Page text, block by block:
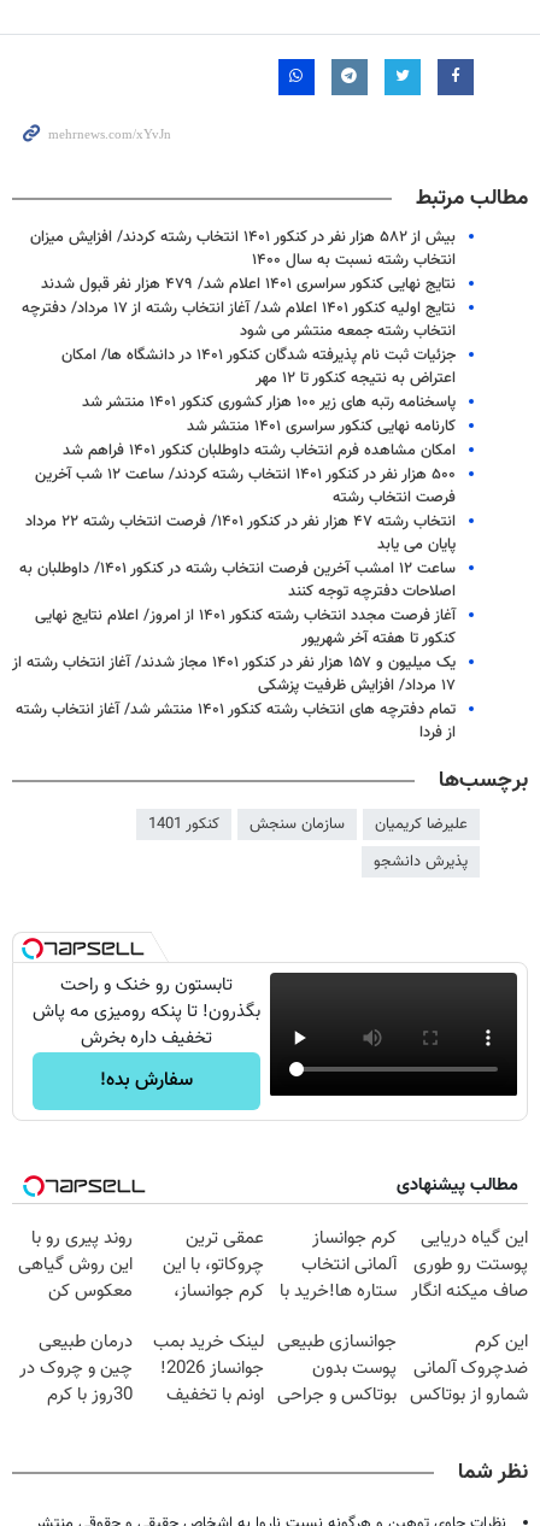
مطالب مرتبط
بیش از ۵۸۲ هزار نفر در کنکور ۱۴۰۱ انتخاب رشته کردند/ افزایش میزان
انتخاب رشته نسبت به سال ۱۴۰۰
‌نتایج نهایی کنکور سراسری ۱۴۰۱ اعلام شد/ ۴۷۹ هزار نفر قبول شدند
نتایج اولیه کنکور ۱۴۰۱ اعلام شد/ آغاز انتخاب رشته از ۱۷ مرداد/ دفترچه
انتخاب رشته جمعه منتشر می شود
جزئیات ثبت نام پذیرفته شدگان کنکور ۱۴۰۱ در دانشگاه ها/ امکان
اعتراض به نتیجه کنکور تا ۱۲ مهر
پاسخنامه رتبه های زیر ۱۰۰ هزار کشوری کنکور ۱۴۰۱ منتشر شد
کارنامه نهایی کنکور سراسری ۱۴۰۱ منتشر شد
امکان مشاهده فرم انتخاب رشته داوطلبان کنکور ۱۴۰۱ فراهم شد
۵۰۰ هزار نفر در کنکور ۱۴۰۱ انتخاب رشته کردند/ ساعت ۱۲ شب آخرین
فرصت انتخاب رشته
انتخاب رشته ۴۷ هزار نفر در کنکور ۱۴۰۱/ فرصت انتخاب رشته ۲۲ مرداد
پایان می یابد
ساعت ۱۲ امشب آخرین فرصت انتخاب رشته در کنکور ۱۴۰۱/ داوطلبان به
اصلاحات دفترچه توجه کنند
آغاز فرصت مجدد انتخاب رشته کنکور ۱۴۰۱ از امروز/ اعلام نتایج نهایی
کنکور تا هفته آخر شهریور
یک میلیون و ۱۵۷ هزار نفر در کنکور ۱۴۰۱ مجاز شدند/ آغاز انتخاب رشته از
۱۷ مرداد/ افزایش ظرفیت پزشکی
تمام دفترچه های انتخاب رشته کنکور ۱۴۰۱ منتشر شد/ آغاز انتخاب رشته
از فردا
برچسب‌ها
علیرضا کریمیان سازمان سنجش
کنکور 1401
پذیرش دانشجو
تابستون رو خنک و راحت
بگذرون! تا پنکه رومیزی مه پاش
تخفیف داره بخرش
سفارش بده!
مطالب پیشنهادی
این گیاه دریایی
پوستت رو طوری
صاف میکنه انگار
شدی🔥
کرم جوانساز
آلمانی انتخاب
ستاره ها!خرید با
عمقی ترین
چروکاتو، با این
کرم جوانساز،
تخفیف سفارش
فوری)
روند پیری رو با
این روش گیاهی
معکوس کن
این کرم
ضدچروک آلمانی
شمارو از بوتاکس
امشب)
جوانسازی طبیعی
پوست بدون
بوتاکس و جراحی
لینک خرید بمب
جوانساز 2026!
اونم با تخفیف
درمان طبیعی
چین و چروک در
30روز با کرم
نظر شما